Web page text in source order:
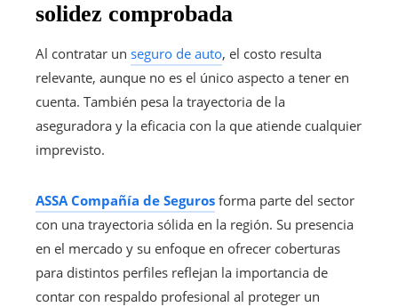
solidez comprobada
Al contratar un seguro de auto, el costo resulta
relevante, aunque no es el único aspecto a tener en
cuenta. También pesa la trayectoria de la
aseguradora y la eficacia con la que atiende cualquier
imprevisto.
ASSA Compañía de Seguros forma parte del sector
con una trayectoria sólida en la región. Su presencia
en el mercado y su enfoque en ofrecer coberturas
para distintos perfiles reflejan la importancia de
contar con respaldo profesional al proteger un